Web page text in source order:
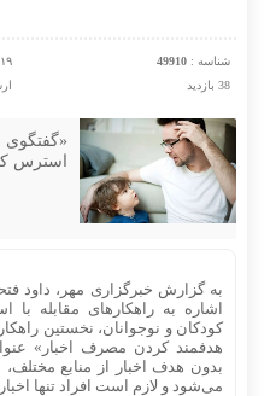
شناسه : 49910
۱۹ خرداد ۱۴۰۵ - ۱۱:۴۸
38 بازدید
«گفتگوی
استرس
به گزارش خبرگزاری مهر، داود
اشاره به راهکارهای مقابله
کودکان و نوجوانان، نخستین
هدفمند کردن مصرف اخبار»
بدون هدف اخبار از منابع
می‌شود و لازم است افراد تنها